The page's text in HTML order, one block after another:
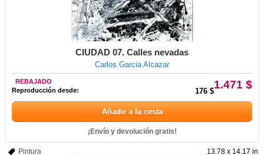
CIUDAD 07. Calles nevadas
Carlos Garcia Alcazar
1.471 $
REBAJADO
Reproducción desde:
176 $
Añadir a la cesta
¡Envío y devolución gratis!
13.78 x 14.17 in
Pintura